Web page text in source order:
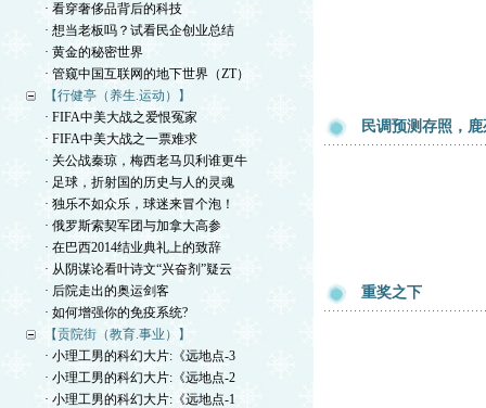
· 看穿奢侈品背后的科技
· 想当老板吗？试看民企创业总结
· 黄金的秘密世界
· 管窥中国互联网的地下世界（ZT）
【行健亭（养生.运动）】
· FIFA中美大战之爱恨冤家
· FIFA中美大战之一票难求
· 关公战秦琼，梅西老马贝利谁更牛
· 足球，折射国的历史与人的灵魂
· 独乐不如众乐，球迷来冒个泡！
· 俄罗斯索契军团与加拿大高参
· 在巴西2014结业典礼上的致辞
· 从阴谋论看叶诗文“兴奋剂”疑云
· 后院走出的奥运剑客
· 如何增强你的免疫系统?
【贡院街（教育.事业）】
· 小理工男的科幻大片:《远地点-3
· 小理工男的科幻大片:《远地点-2
· 小理工男的科幻大片:《远地点-1
民调预测存照，
重奖之下